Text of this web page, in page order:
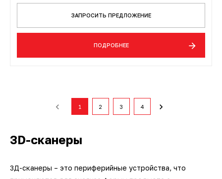
ЗАПРОСИТЬ ПРЕДЛОЖЕНИЕ
ПОДРОБНЕЕ
1 2 3 4
3D-сканеры
3Д-сканеры – это периферийные устройства, что